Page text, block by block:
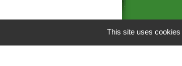
This site uses